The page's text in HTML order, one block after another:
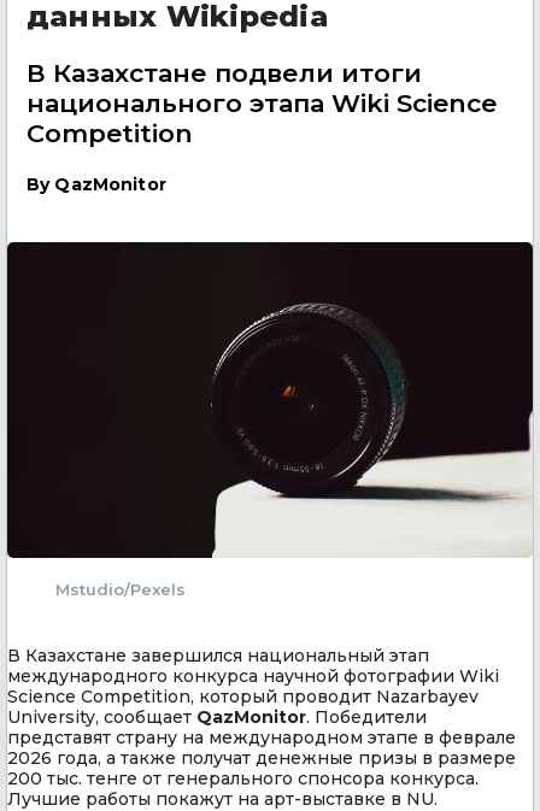
данных Wikipedia
В Казахстане подвели итоги
национального этапа Wiki Science
Competition
By QazMonitor
Mstudio/Pexels
В Казахстане завершился национальный этап
международного конкурса научной фотографии Wiki
Science Competition, который проводит Nazarbayev
University, сообщает QazMonitor. Победители
представят страну на международном этапе в феврале
2026 года, а также получат денежные призы в размере
200 тыс. тенге от генерального спонсора конкурса.
Лучшие работы покажут на арт-выставке в NU.